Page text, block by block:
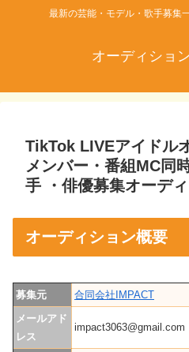
最新の芸能・モデル・歌手募集
オーディショ
TikTok LIVEアイドル
メンバー・番組MC同
手 ・俳優募集オーデ
オーディション概要
募集元
合同会社IMPACT
メールアド
レス
impact3063@gmail.com